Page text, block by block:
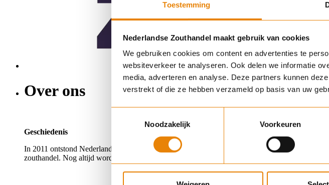
Toestemming
Nederlandse Zouthandel maakt gebruik van cookies
We gebruiken cookies om content en advertenties te
websiteverkeer te analyseren. Ook delen we informatie
media, adverteren en analyse. Deze partners kunnen
verstrekt of die ze hebben verzameld op basis van uw
Noodzakelijk
Voorkeuren
Over ons
Geschiedenis
In 2011 ontstond Nederlandse Zouthandel door de afsplitsing van Warmelo & Van der Drift,
zouthandel. Nog altijd wordt Nederlandse Zouthandel geleid door de familie Van der Drift, met